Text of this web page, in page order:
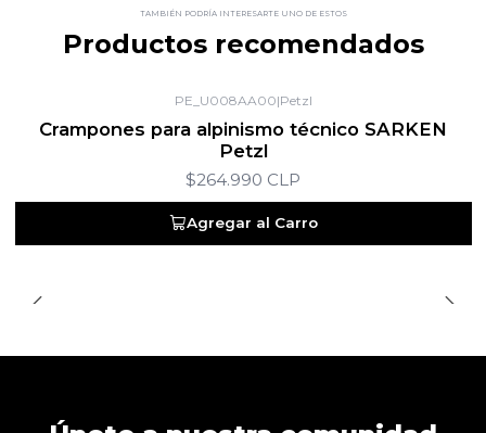
TAMBIÉN PODRÍA INTERESARTE UNO DE ESTOS
Productos recomendados
PE_U008AA00|Petzl
Crampones para alpinismo técnico SARKEN
Petzl
$264.990 CLP
Agregar al Carro